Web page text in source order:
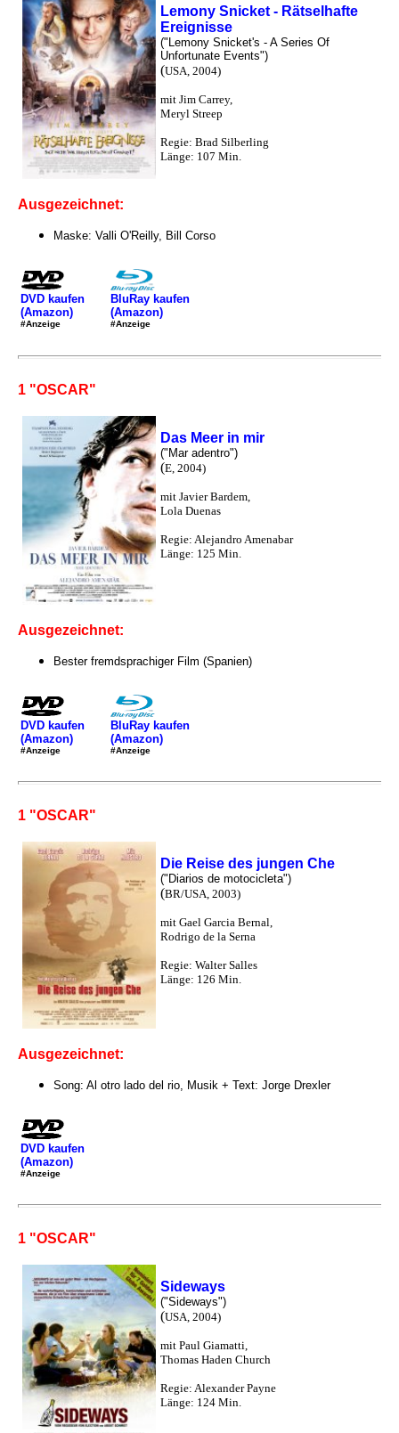
Lemony Snicket - Rätselhafte
Ereignisse
("Lemony Snicket's - A Series Of
Unfortunate Events")
(USA, 2004)
mit Jim Carrey,
Meryl Streep
Regie: Brad Silberling
Länge: 107 Min.
Ausgezeichnet:
Maske: Valli O'Reilly, Bill Corso
DVD kaufen
(Amazon)
#Anzeige
BluRay kaufen
(Amazon)
#Anzeige
1 "OSCAR"
Das Meer in mir
("Mar adentro")
(E, 2004)
mit Javier Bardem,
Lola Duenas
Regie: Alejandro Amenabar
Länge: 125 Min.
Ausgezeichnet:
Bester fremdsprachiger Film (Spanien)
DVD kaufen
(Amazon)
#Anzeige
BluRay kaufen
(Amazon)
#Anzeige
1 "OSCAR"
Die Reise des jungen Che
("Diarios de motocicleta")
(BR/USA, 2003)
mit Gael Garcia Bernal,
Rodrigo de la Serna
Regie: Walter Salles
Länge: 126 Min.
Ausgezeichnet:
Song: Al otro lado del rio, Musik + Text: Jorge Drexler
DVD kaufen
(Amazon)
#Anzeige
1 "OSCAR"
Sideways
("Sideways")
(USA, 2004)
mit Paul Giamatti,
Thomas Haden Church
Regie: Alexander Payne
Länge: 124 Min.